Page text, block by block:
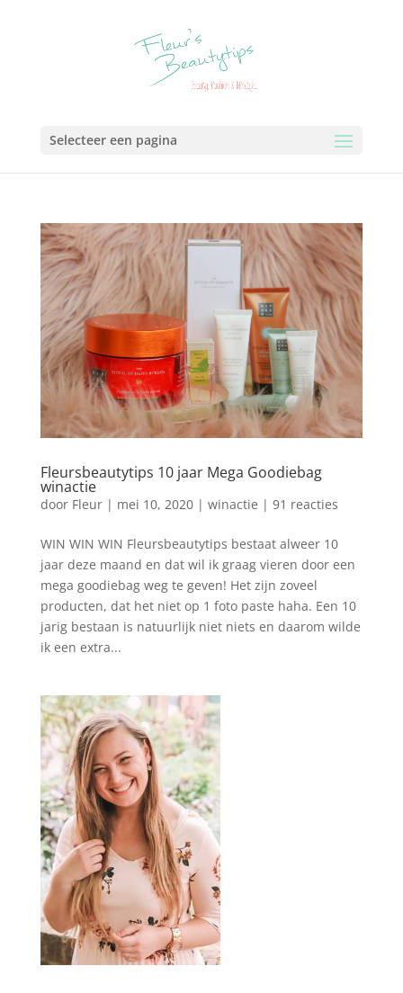
Selecteer een pagina
Fleursbeautytips 10 jaar Mega Goodiebag
winactie
door Fleur| mei 10, 2020| winactie | 91 reacties
WIN WIN WIN Fleursbeautytips bestaat alweer 10
jaar deze maand en dat wil ik graag vieren door een
mega goodiebag weg te geven! Het zijn zoveel
producten, dat het niet op 1 foto paste haha. Een 10
jarig bestaan is natuurlijk niet niets en daarom wilde
ik een extra...